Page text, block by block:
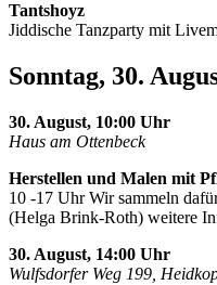
Tantshoyz
Jiddische Tanzparty mit
Sonntag, 30.
30. August, 10:00 Uhr
Haus am Ottenbeck
Herstellen und Malen mit
10 -17 Uhr Wir sammeln
(Helga Brink-Roth) weitere
30. August, 14:00 Uhr
Wulfsdorfer Weg 199,